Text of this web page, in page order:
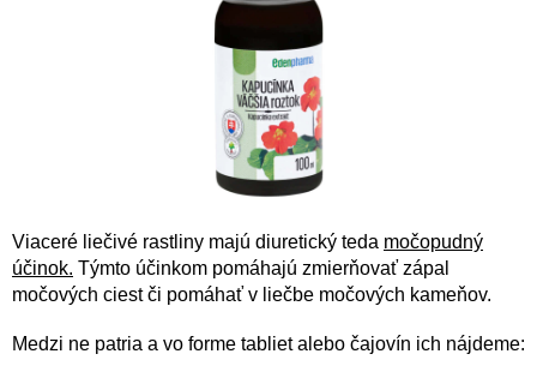
Viaceré liečivé rastliny majú diuretický teda močopudný
účinok. Týmto účinkom pomáhajú zmierňovať zápal
močových ciest či pomáhať v liečbe močových kameňov.
Medzi ne patria a vo forme tabliet alebo čajovín ich nájdeme: